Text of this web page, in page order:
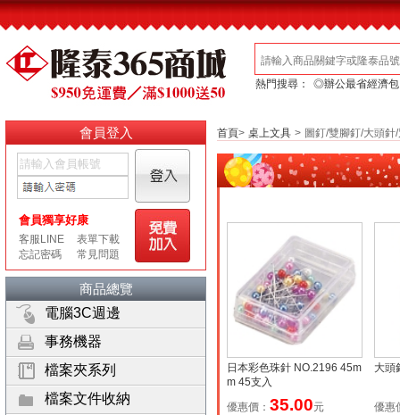
熱門搜尋： ◎辦公最省經濟包
會員登入
商品總覽
電腦3C週邊
事務機器
檔案夾系列
檔案文件收納
首頁> 桌上文具 > 圖釘/雙腳釘/大頭針
日本彩色珠針 NO.2196 45m
m 45支入
優惠價： 35.00元
大頭
優惠